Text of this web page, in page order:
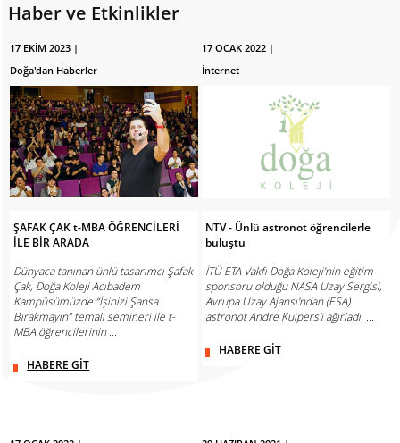
Haber ve Etkinlikler
17 EKİM 2023 |
Doğa'dan Haberler
ŞAFAK ÇAK t-MBA ÖĞRENCİLERİ
İLE BİR ARADA
Dünyaca tanınan ünlü tasarımcı Şafak
Çak, Doğa Koleji Acıbadem
Kampüsümüzde “İşinizi Şansa
Bırakmayın” temalı semineri ile t-
MBA öğrencilerinin ...
HABERE GİT
17 OCAK 2022 |
İnternet
NTV - Ünlü astronot öğrencilerle
buluştu
İTÜ ETA Vakfı Doğa Koleji’nin eğitim
sponsoru olduğu NASA Uzay Sergisi,
Avrupa Uzay Ajansı'ndan (ESA)
astronot Andre Kuipers'i ağırladı. ...
HABERE GİT